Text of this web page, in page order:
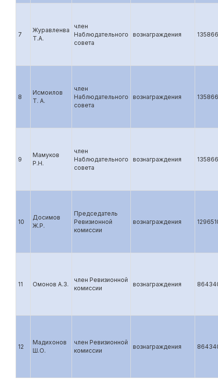
7
Журавленва
Т.А.
член
Наблюдательного
совета
вознаграждения
8
Исмоилов
Т. А.
член
Наблюдательного
совета
вознаграждения
9
Мамуков
Р.Н.
член
Наблюдательного
совета
вознаграждения
10
Досимов
Ж.Р.
Председатель
Ревизионной
комиссии
вознаграждения
11 Омонов А.З.
член Ревизионной
комиссии
вознаграждения
12
Мадихонов
Ш.О.
член Ревизионной
комиссии
вознаграждения